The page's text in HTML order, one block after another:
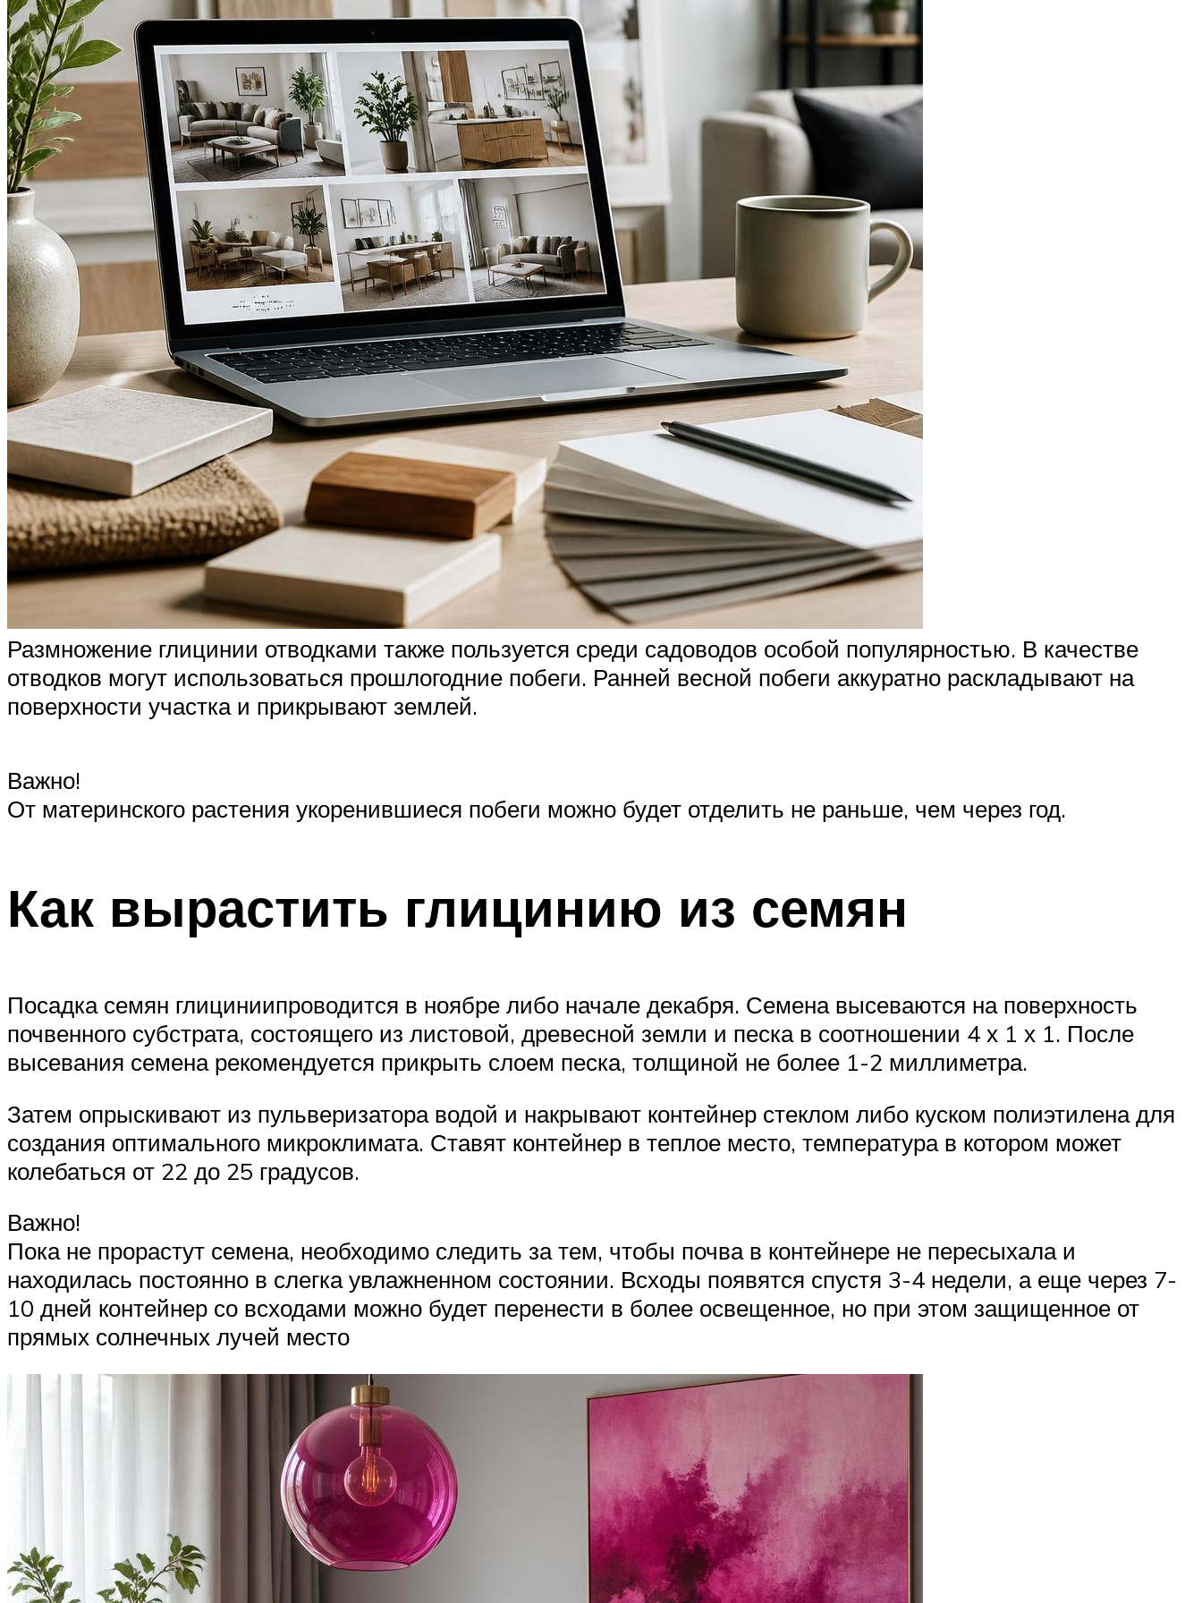
Размножение глицинии отводками также пользуется среди садоводов особой популярностью. В качестве
отводков могут использоваться прошлогодние побеги. Ранней весной побеги аккуратно раскладывают на
поверхности участка и прикрывают землей.
Важно!
От материнского растения укоренившиеся побеги можно будет отделить не раньше, чем через год.
Как вырастить глицинию из семян
Посадка семян глициниипроводится в ноябре либо начале декабря. Семена высеваются на поверхность
почвенного субстрата, состоящего из листовой, древесной земли и песка в соотношении 4 х 1 х 1. После
высевания семена рекомендуется прикрыть слоем песка, толщиной не более 1-2 миллиметра.
Затем опрыскивают из пульверизатора водой и накрывают контейнер стеклом либо куском полиэтилена для
создания оптимального микроклимата. Ставят контейнер в теплое место, температура в котором может
колебаться от 22 до 25 градусов.
Важно!
Пока не прорастут семена, необходимо следить за тем, чтобы почва в контейнере не пересыхала и
находилась постоянно в слегка увлажненном состоянии. Всходы появятся спустя 3-4 недели, а еще через 7-
10 дней контейнер со всходами можно будет перенести в более освещенное, но при этом защищенное от
прямых солнечных лучей место